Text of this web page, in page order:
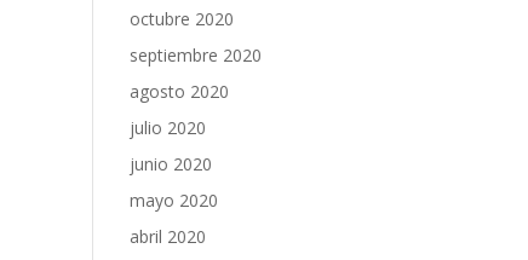
octubre 2020
septiembre 2020
agosto 2020
julio 2020
junio 2020
mayo 2020
abril 2020